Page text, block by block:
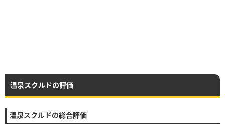
温泉スクルドの評価
温泉スクルドの総合評価